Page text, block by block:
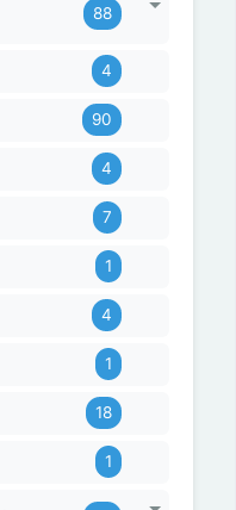
88
4
90
4
7
1
4
1
18
1